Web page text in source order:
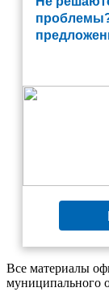
Все материалы
муниципального